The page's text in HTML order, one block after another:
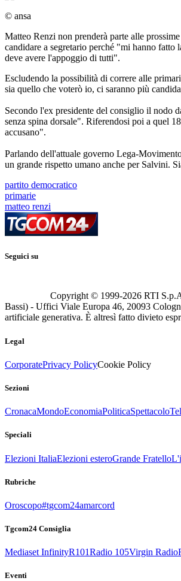
© ansa
Matteo Renzi non prenderà parte alle prossime
candidare a segretario perché "mi hanno
deve avere l'appoggio di tutti".
Escludendo la possibilità di correre alle
sia quello che voterò io, ci saranno più
Secondo l'ex presidente del consiglio il nodo
senza spina dorsale". Riferendosi poi a quel
accusano".
Parlando dell'attuale governo Lega-
un grande rispetto umano anche per Salvini.
partito democratico
primarie
matteo renzi
Seguici su
Copyright © 1999-2026 RTI
Bassi) - Uffici Viale Europa 46, 20093
artificiale generativa. È altresì fatto divieto
Legal
CorporatePrivacy PolicyCookie Policy
Sezioni
CronacaMondoEconomiaPoliticaSpettacolo
Speciali
Elezioni ItaliaElezioni esteroGrande Fratello
Rubriche
Oroscopo#tgcom24amarcord
Tgcom24 Consiglia
Mediaset InfinityR101Radio 105Virgin Radio
Eventi